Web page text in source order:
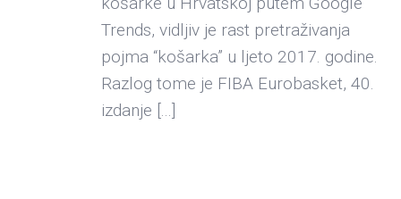
Trends, vidljiv je rast pretraživanja
pojma “košarka” u ljeto 2017. godine.
Razlog tome je FIBA Eurobasket, 40.
izdanje [...]